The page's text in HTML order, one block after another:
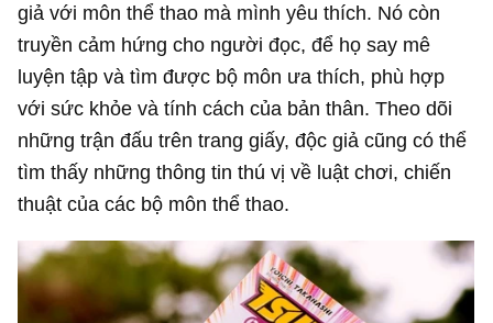
giả với môn thể thao mà mình yêu thích. Nó còn
truyền cảm hứng cho người đọc, để họ say mê
luyện tập và tìm được bộ môn ưa thích, phù hợp
với sức khỏe và tính cách của bản thân. Theo dõi
những trận đấu trên trang giấy, độc giả cũng có thể
tìm thấy những thông tin thú vị về luật chơi, chiến
thuật của các bộ môn thể thao.